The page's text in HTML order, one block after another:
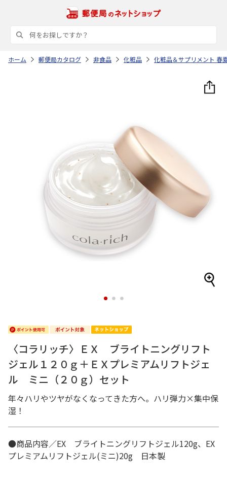
ホーム 郵便局カタログ 非食品 化粧品 化粧品＆サプリメント 春
1 2 3
〈コラリッチ〉ＥＸ ブライトニングリフト
ジェル１２０ｇ＋ＥＸプレミアムリフトジェ
ル ミニ（２０ｇ）セット
年々ハリやツヤがなくなってきた方へ。ハリ弾力×集中保
湿！
●商品内容／EX ブライトニングリフトジェル120g、EX
プレミアムリフトジェル(ミニ)20g 日本製